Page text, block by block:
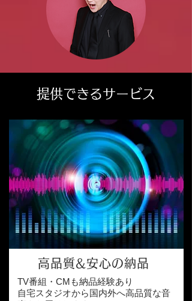
提供できるサービス
高品質&安心の納品
TV番組・CMも納品経験あり
自宅スタジオから国内外へ高品質な音